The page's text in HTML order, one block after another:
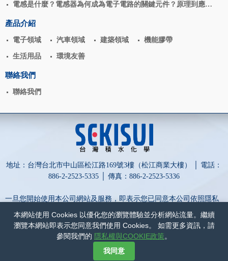
本網站使用 Cookies 以優化您的瀏覽體驗並分析網站流量。繼續
瀏覽本網站即表示您同意我們使用 Cookies。 如需更多資訊，請
參閱我們的 隱私權與COOKIE政策。
我同意
電感是什麼？電感器為何成為電子電路的關鍵元件？原理到應用
產品介紹
電子領域 汽車領域 建築領域 機能膠帶
生活用品 環境友善
聯絡我們
聯絡我們
地址：台灣台北市中山區松江路169號3樓（松江商業大樓） │ 電話：
886-2-2523-5335 │ 傳真：886-2-2523-5336
一旦您開始使用本公司網站及服務，即表示您已同意本公司依照隱私
權政策蒐集、處理、利用及保護您的個人資訊。
為保障您的權益，請點擊詳閱以下內容：隱私權與COOKIE政策和
網頁設計-網動廣告
台灣積水化學股份有限公司